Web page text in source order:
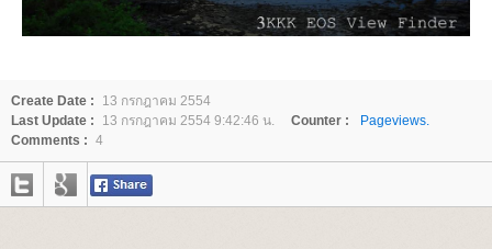
Create Date :
13 กรกฎาคม 2554
Last Update :
13 กรกฎาคม 2554 9:42:46 น. Counter :
Pageviews.
Comments : 4